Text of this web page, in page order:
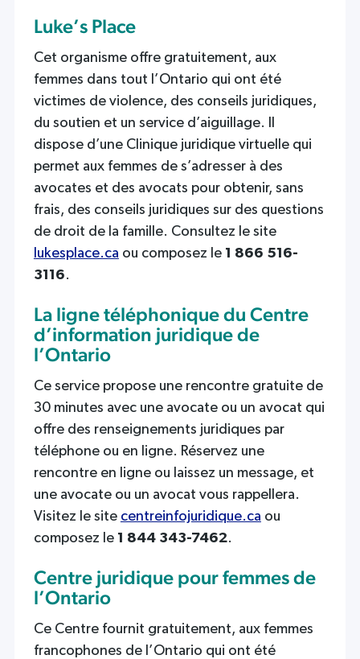
Luke’s Place
Cet organisme offre gratuitement, aux
femmes dans tout l’Ontario qui ont été
victimes de violence, des conseils juridiques,
du soutien et un service d’aiguillage. Il
dispose d’une Clinique juridique virtuelle qui
permet aux femmes de s’adresser à des
avocates et des avocats pour obtenir, sans
frais, des conseils juridiques sur des questions
de droit de la famille. Consultez le site
lukesplace.ca ou composez le 1 866 516-
3116.
La ligne téléphonique du Centre
d’information juridique de
l’Ontario
Ce service propose une rencontre gratuite de
30 minutes avec une avocate ou un avocat qui
offre des renseignements juridiques par
téléphone ou en ligne. Réservez une
rencontre en ligne ou laissez un message, et
une avocate ou un avocat vous rappellera.
Visitez le site centreinfojuridique.ca ou
composez le 1 844 343-7462.
Centre juridique pour femmes de
l’Ontario
Ce Centre fournit gratuitement, aux femmes
francophones de l’Ontario qui ont été